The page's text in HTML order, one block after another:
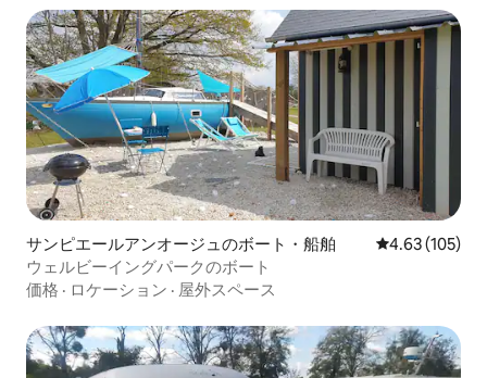
サンピエールアンオージュのボート・船舶 レビュー105
4.63 (105)
ウェルビーイングパークのボート
価格 · ロケーション · 屋外スペース